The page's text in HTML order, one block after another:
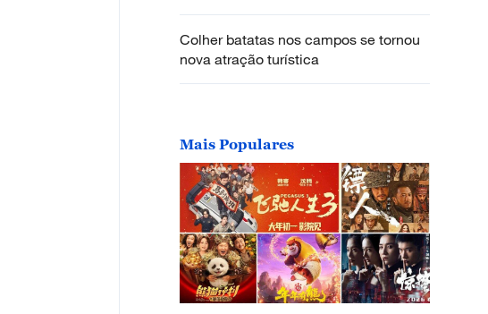
Colher batatas nos campos se tornou
nova atração turística
Mais Populares